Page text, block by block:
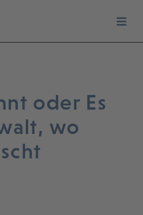
oder Es
wo